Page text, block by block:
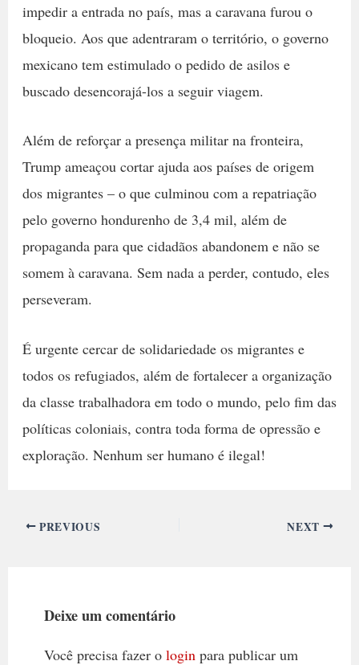
impedir a entrada no país, mas a caravana furou o
bloqueio. Aos que adentraram o território, o governo
mexicano tem estimulado o pedido de asilos e
buscado desencorajá-los a seguir viagem.
Além de reforçar a presença militar na fronteira,
Trump ameaçou cortar ajuda aos países de origem
dos migrantes – o que culminou com a repatriação
pelo governo hondurenho de 3,4 mil, além de
propaganda para que cidadãos abandonem e não se
somem à caravana. Sem nada a perder, contudo, eles
perseveram.
É urgente cercar de solidariedade os migrantes e
todos os refugiados, além de fortalecer a organização
da classe trabalhadora em todo o mundo, pelo fim das
políticas coloniais, contra toda forma de opressão e
exploração. Nenhum ser humano é ilegal!
PREVIOUS NEXT
Deixe um comentário
Você precisa fazer o loginpara publicar um